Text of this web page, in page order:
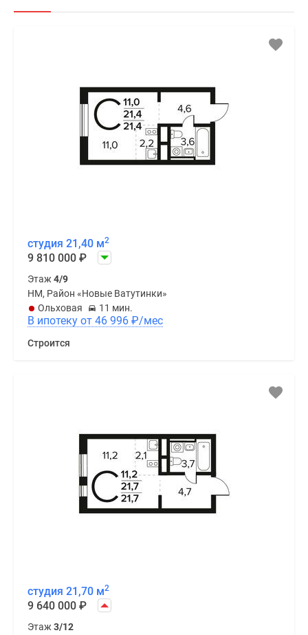
студия 21,40 м2
9 810 000 ₽
Этаж 4/9
НМ, Район «Новые Ватутинки»
Ольховая
11 мин.
В ипотеку от 46 996 ₽/мес
Строится
студия 21,70 м2
9 640 000 ₽
Этаж 3/12